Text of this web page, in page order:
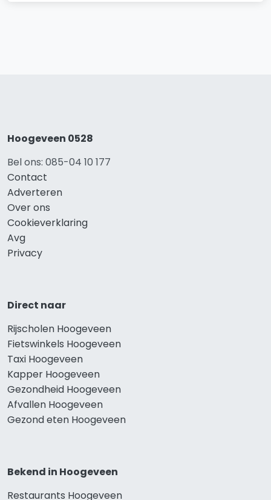
Hoogeveen 0528
Bel ons: 085-04 10 177
Contact
Adverteren
Over ons
Cookieverklaring
Avg
Privacy
Direct naar
Rijscholen Hoogeveen
Fietswinkels Hoogeveen
Taxi Hoogeveen
Kapper Hoogeveen
Gezondheid Hoogeveen
Afvallen Hoogeveen
Gezond eten Hoogeveen
Bekend in Hoogeveen
Restaurants Hoogeveen